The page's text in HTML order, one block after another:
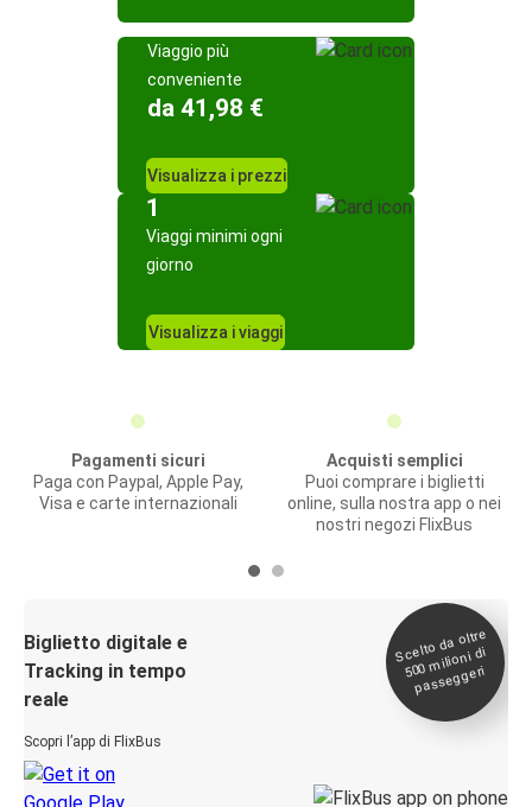
Viaggio più
conveniente
da 41,98 €
Visualizza i prezzi
1
Viaggi minimi ogni
giorno
Visualizza i viaggi
Pagamenti sicuri
Paga con Paypal, Apple Pay,
Visa e carte internazionali
Acquisti semplici
Puoi comprare i biglietti
online, sulla nostra app o nei
nostri negozi FlixBus
Biglietto digitale e
Tracking in tempo
reale
Scopri l’app di FlixBus
Scelto da oltre
500
milioni di
passeggeri